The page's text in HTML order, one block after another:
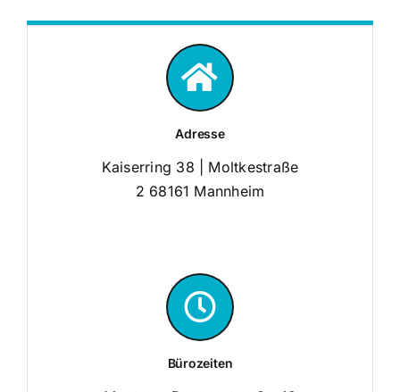
Adresse
Kaiserring 38 | Moltkestraße
2 68161 Mannheim
Bürozeiten